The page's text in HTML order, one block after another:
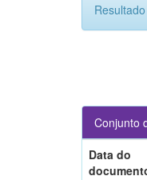
Conjunto
Data do